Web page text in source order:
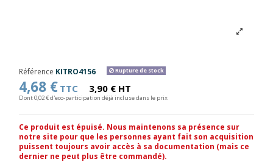
Référence KITRO4156 Rupture de stock
4,68 € TTC 3,90 € HT
Dont 0,02 € d'eco-participation déjà incluse dans le prix
Ce produit est épuisé. Nous maintenons sa présence sur
notre site pour que les personnes ayant fait son acquisition
puissent toujours avoir accès à sa documentation (mais ce
dernier ne peut plus être commandé).